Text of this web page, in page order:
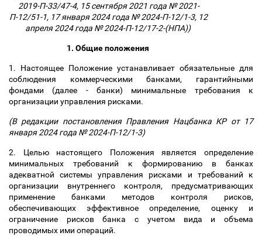
2019-П-33/47-4, 15 сентября 2021 года № 2021-
П-12/51-1, 17 января 2024 года № 2024-П-12/1-3, 12
апреля 2024 года № 2024-П-12/17-2-(НПА))
1. Общие положения
1. Настоящее Положение устанавливает обязательные для
соблюдения коммерческими банками, гарантийными
фондами (далее - банки) минимальные требования к
организации управления рисками.
(В редакции постановления Правления Нацбанка КР от 17
января 2024 года № 2024-П-12/1-3)
2. Целью настоящего Положения является определение
минимальных требований к формированию в банках
адекватной системы управления рисками и требований к
организации внутреннего контроля, предусматривающих
применение банками методов контроля рисков,
обеспечивающих эффективное определение, оценку и
ограничение рисков банка с учетом вида и объема
проводимых ими операций.